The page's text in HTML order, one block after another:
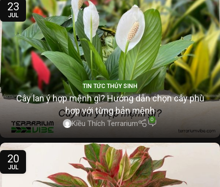
23
JUL
TIN TỨC THỦY SINH
Cây lan ý hợp mệnh gì? Hướng dẫn chọn cây phù
hợp với từng bản mệnh
Kiều Thích Terrarium 0
20
JUL